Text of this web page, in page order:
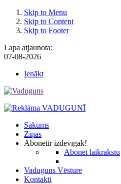
Skip to Menu
Skip to Content
Skip to Footer
Lapa atjaunota:
07-08-2026
Ienākt
Sākums
Ziņas
Abonētir izdevīgāk!
Abonēt laikrakstu
Vaduguns Vēsture
Kontakti